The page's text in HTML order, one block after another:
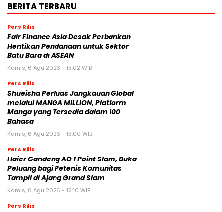
BERITA TERBARU
Pers Rilis
Fair Finance Asia Desak Perbankan
Hentikan Pendanaan untuk Sektor
Batu Bara di ASEAN
Kamis, 6 Agu 2026 - 13:02 WIB
Pers Rilis
Shueisha Perluas Jangkauan Global
melalui MANGA MILLION, Platform
Manga yang Tersedia dalam 100
Bahasa
Kamis, 6 Agu 2026 - 13:00 WIB
Pers Rilis
Haier Gandeng AO 1 Point Slam, Buka
Peluang bagi Petenis Komunitas
Tampil di Ajang Grand Slam
Kamis, 6 Agu 2026 - 12:10 WIB
Pers Rilis